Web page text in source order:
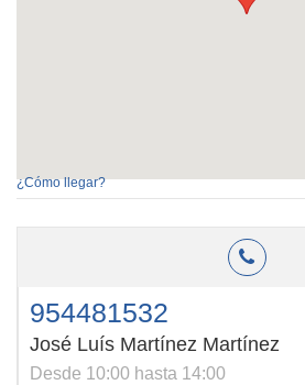
¿Cómo llegar?
954481532
José Luís Martínez Martínez
Desde 10:00 hasta 14:00